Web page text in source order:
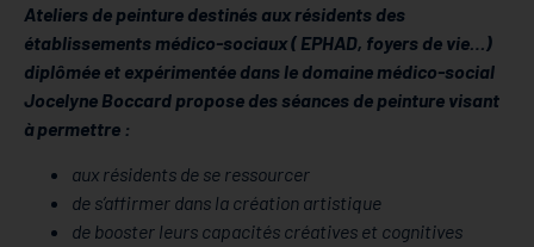
Ateliers de peinture destinés aux résidents des
établissements médico-sociaux ( EPHAD, foyers de vie…)
diplômée et expérimentée dans le domaine médico-social
Jocelyne Boccard propose des séances de peinture visant
à permettre :
aux résidents de se ressourcer
de s’affirmer dans la création artistique
de booster leurs capacités créatives et cognitives